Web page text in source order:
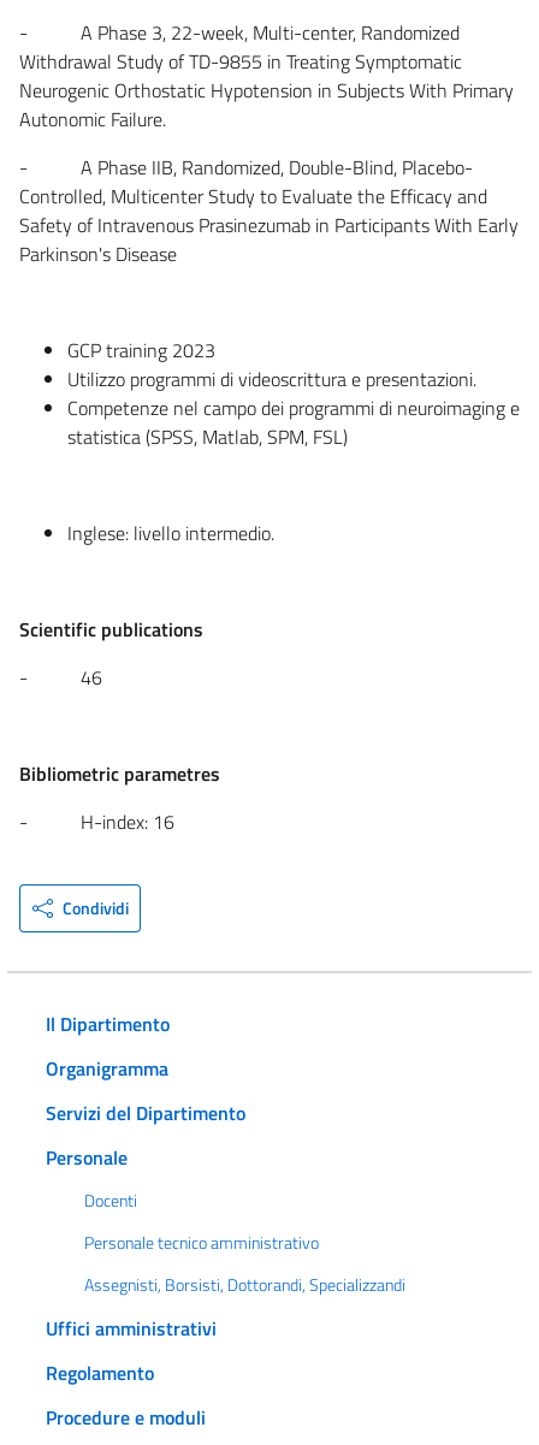
- A Phase 3, 22-week, Multi-center, Randomized
Withdrawal Study of TD-9855 in Treating Symptomatic
Neurogenic Orthostatic Hypotension in Subjects With Primary
Autonomic Failure.
- A Phase IIB, Randomized, Double-Blind, Placebo-
Controlled, Multicenter Study to Evaluate the Efficacy and
Safety of Intravenous Prasinezumab in Participants With Early
Parkinson's Disease
GCP training 2023
Utilizzo programmi di videoscrittura e presentazioni.
Competenze nel campo dei programmi di neuroimaging e
statistica (SPSS, Matlab, SPM, FSL)
Inglese: livello intermedio.
Scientific publications
- 46
Bibliometric parametres
- H-index: 16
Condividi
Il Dipartimento
Organigramma
Servizi del Dipartimento
Personale
Docenti
Personale tecnico amministrativo
Assegnisti, Borsisti, Dottorandi, Specializzandi
Uffici amministrativi
Regolamento
Procedure e moduli